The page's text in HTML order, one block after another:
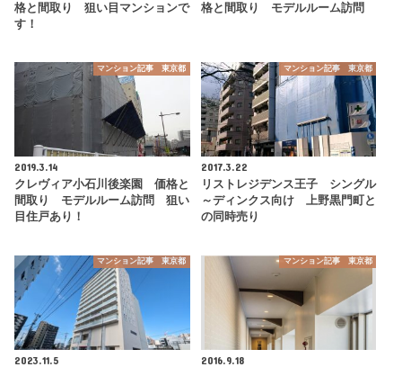
格と間取り 狙い目マンションで
す！
格と間取り モデルルーム訪問
マンション記事 東京都
2019.3.14
クレヴィア小石川後楽園 価格と
間取り モデルルーム訪問 狙い
目住戸あり！
マンション記事 東京都
2017.3.22
リストレジデンス王子 シングル
～ディンクス向け 上野黒門町と
の同時売り
マンション記事 東京都
2023.11.5
マンション記事 東京都
2016.9.18